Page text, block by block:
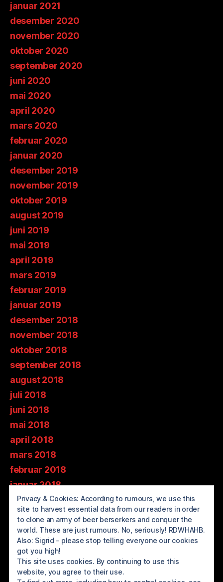
januar 2021
desember 2020
november 2020
oktober 2020
september 2020
juni 2020
mai 2020
april 2020
mars 2020
februar 2020
januar 2020
desember 2019
november 2019
oktober 2019
august 2019
juni 2019
mai 2019
april 2019
mars 2019
februar 2019
januar 2019
desember 2018
november 2018
oktober 2018
september 2018
august 2018
juli 2018
juni 2018
mai 2018
april 2018
mars 2018
februar 2018
januar 2018
desember 2017
november 2017
oktober 2017
september 2017
august 2017
juli 2017
Privacy & Cookies: According to rumours, we use this
site to harvest essential data from our readers in order
to clone an army of beer berserkers and conquer the
world. These are just rumours. No, seriously! RDWHAHB.
Also: Sigrid - please stop telling everyone our cookies
got you high!
This site uses cookies. By continuing to use this
website, you agree to their use.